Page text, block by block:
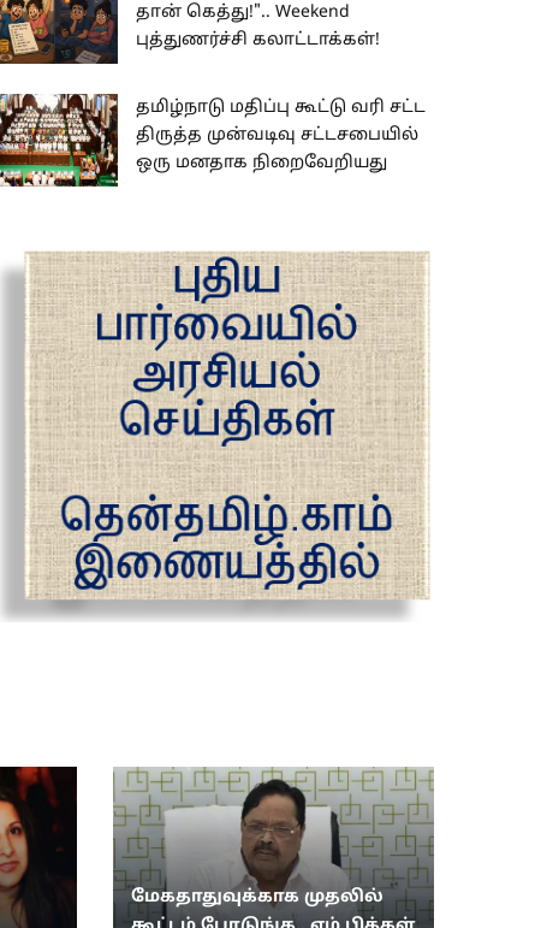
தான் கெத்து!".. Weekend
புத்துணர்ச்சி கலாட்டாக்கள்!
தமிழ்நாடு மதிப்பு கூட்டு வரி சட்ட
திருத்த முன்வடிவு சட்டசபையில்
ஒரு மனதாக நிறைவேறியது
மேகதாதுவுக்காக முதலில்